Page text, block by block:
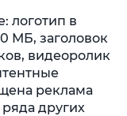
логотип в
МБ, заголовок
видеоролик
реклама
других